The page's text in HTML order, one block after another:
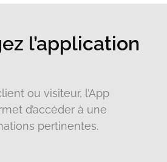
l’application
ou visiteur, l’App
d’accéder à une
pertinentes.